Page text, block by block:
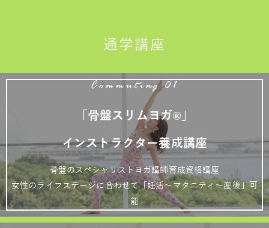
通学講座
Commuting 01
「骨盤スリムヨガ®」
インストラクター養成講座
骨盤のスペシャリストヨガ講師育成資格講座
女性のライフステージに合わせて「妊活～マタニティ～産後」可
能